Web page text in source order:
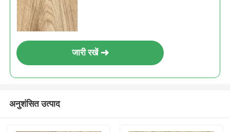
जारी रखें
अनुशंसित उत्पाद